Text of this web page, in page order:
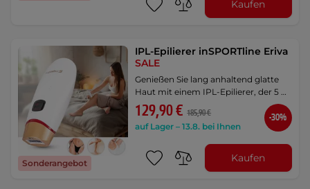
Kaufen
Sonderangebot
IPL-Epilierer inSPORTline Eriva
SALE
Genießen Sie lang anhaltend glatte
Haut mit einem IPL-Epilierer, der 5 …
129,90 € 185,90 €
auf Lager – 13.8. bei Ihnen
-30%
Kaufen